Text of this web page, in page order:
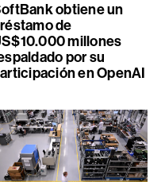
obtiene un
de
millones
por su
en OpenAI